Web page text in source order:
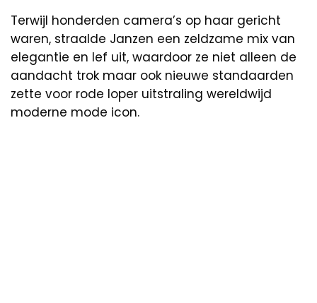
Terwijl honderden camera’s op haar gericht
waren, straalde Janzen een zeldzame mix van
elegantie en lef uit, waardoor ze niet alleen de
aandacht trok maar ook nieuwe standaarden
zette voor rode loper uitstraling wereldwijd
moderne mode icon.